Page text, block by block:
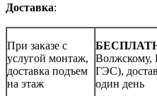
Доставка:
При заказе с
услугой монтаж,
доставка подъем
на этаж
Волжскому,
ГЭС),
один день